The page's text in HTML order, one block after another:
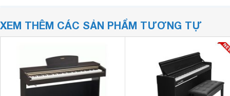
XEM THÊM CÁC SẢN PHẨM TƯƠNG TỰ